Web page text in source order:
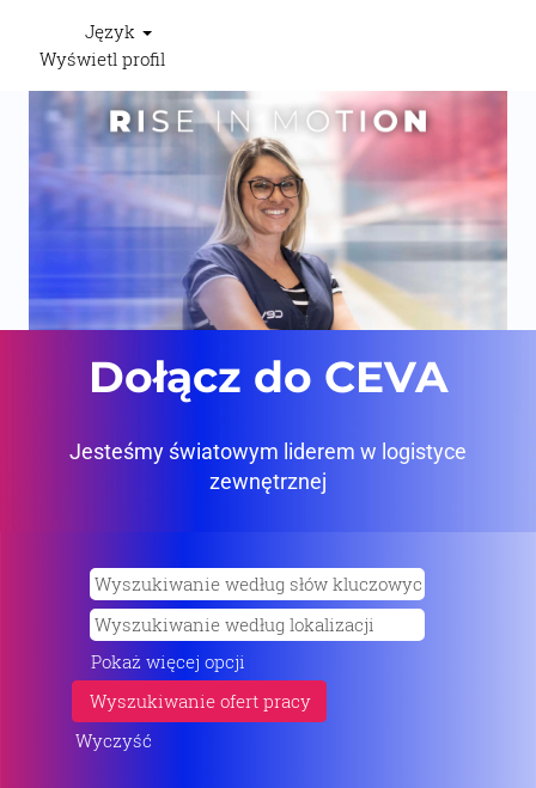
Język
Wyświetl profil
Dołącz do CEVA
Jesteśmy światowym liderem w logistyce
zewnętrznej
Pokaż więcej opcji
Wyczyść